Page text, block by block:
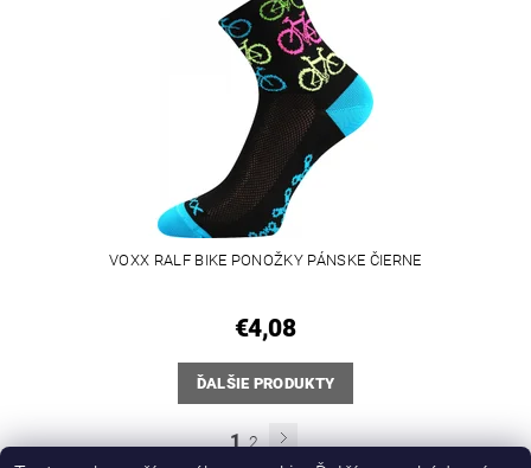
VOXX RALF BIKE PONOŽKY PÁNSKE ČIERNE
€4,08
ĎALŠIE PRODUKTY
1 2